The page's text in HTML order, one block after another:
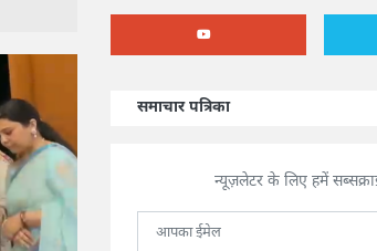
समाचार पत्रिका
न्यूज़लेटर के लिए हमें